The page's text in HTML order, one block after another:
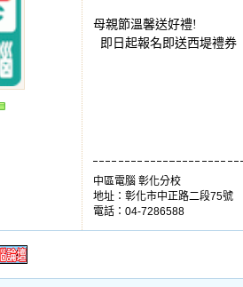
母親節溫馨送好禮!
即日起報名即送西堤禮券
中區電腦 彰化分校
地址：彰化市中正路二段75號
電話：04-7286588